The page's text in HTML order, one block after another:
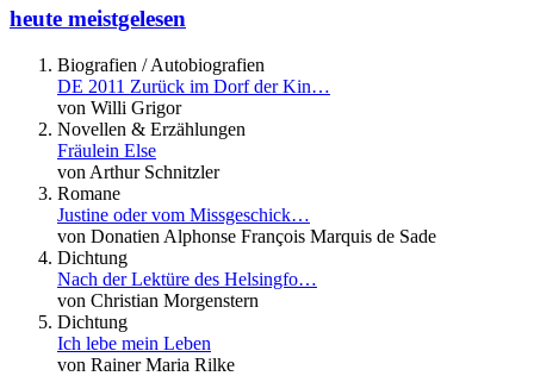
heute meistgelesen
Biografien / Autobiografien
DE 2011 Zurück im Dorf der Kin…
von Willi Grigor
Novellen & Erzählungen
Fräulein Else
von Arthur Schnitzler
Romane
Justine oder vom Missgeschick…
von Donatien Alphonse François Marquis de Sade
Dichtung
Nach der Lektüre des Helsingfo…
von Christian Morgenstern
Dichtung
Ich lebe mein Leben
von Rainer Maria Rilke